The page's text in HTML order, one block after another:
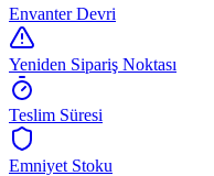
Envanter Devri
Yeniden Sipariş Noktası
Teslim Süresi
Emniyet Stoku